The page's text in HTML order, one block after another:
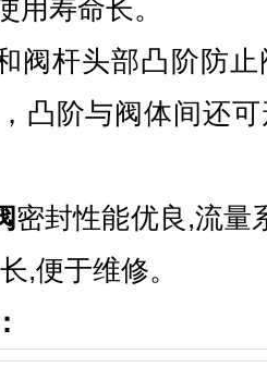
用寿命长。
阀杆头部凸阶防
凸阶与阀体间还
密封性能优良,流量
,便于维修。